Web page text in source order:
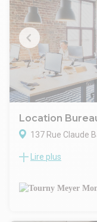
Classé ERP de
flexibilité pour
Nous contacter
Location
137 Rue Claude
TOURNY MEYER
pleine expansion
deux bâtiments
Lire plus